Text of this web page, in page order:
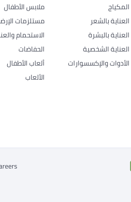
المكياج
العناية بالشعر
العناية بالبشرة
العناية الشخصية
الأدوات والإكسسوارات
ملابس الأطفال
مستلزمات
الاستحمام
الحفاضات
ألعاب الأطفال
الألعاب